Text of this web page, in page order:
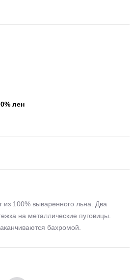
лен
100% вываренного льна. Два
на металлические пуговицы.
бахромой.